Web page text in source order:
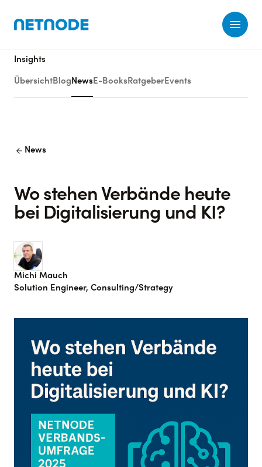
Insights
Übersicht Blog News E-Books Ratgeber Events
arrow_back News
Wo stehen Verbände heute
bei Digitalisierung und KI?
Michi Mauch
Solution Engineer, Consulting/Strategy